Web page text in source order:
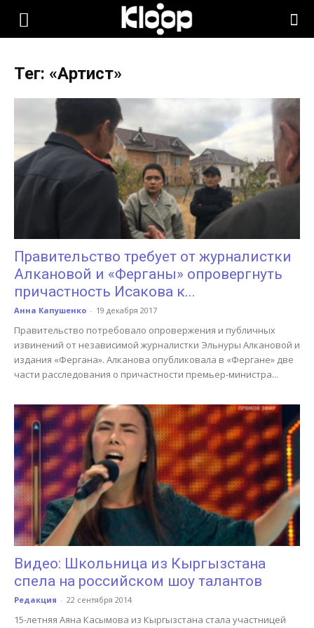
KLOOP.KG
Новости
Кыргызстана
Тег: «Артист»
Правительство требует от журналистки
Алкановой и «Ферганы» опровергнуть
причастность Исакова к...
Анна Капушенко - 19 декабря 2017
Правительство потребовало опровержения и публичных
извинений от независимой журналистки Эльнуры Алкановой и
издания «Фергана». Алканова опубликовала в «Фергане» две
части расследования о причастности премьер-министра...
Видео: Школьница из Кыргызстана
спела на российском шоу талантов
Редакция - 22 сентября 2014
15-летняя Аяна Касымова из Кыргызстана стала участницей